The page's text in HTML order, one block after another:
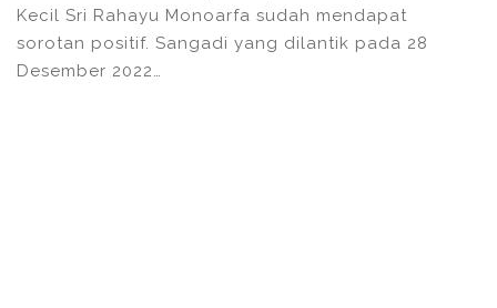
Kecil Sri Rahayu Monoarfa sudah mendapat
sorotan positif. Sangadi yang dilantik pada 28
Desember 2022…